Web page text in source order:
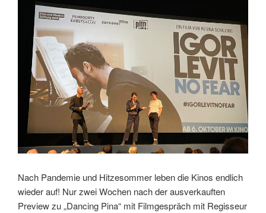
(Interview)“
Nach Pandemie und Hitzesommer leben die Kinos endlich
wieder auf! Nur zwei Wochen nach der ausverkauften
Preview zu „Dancing Pina“ mit Filmgespräch mit Regisseur